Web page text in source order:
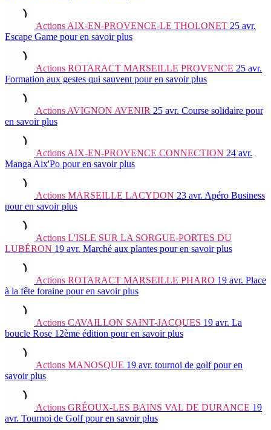
Actions AIX-EN-PROVENCE-LE THOLONET 25 avr.
Escape Game pour en savoir plus
Actions ROTARACT MARSEILLE PROVENCE 25 avr.
Formation aux gestes qui sauvent pour en savoir plus
Actions AVIGNON AVENIR 25 avr. Course solidaire pour
en savoir plus
Actions AIX-EN-PROVENCE CONNECTION 24 avr.
Manga Aix'Po pour en savoir plus
Actions MARSEILLE LACYDON 23 avr. Apéro Business
pour en savoir plus
Actions L'ISLE SUR LA SORGUE-PORTES DU
LUBÉRON 19 avr. Marché aux plantes pour en savoir plus
Actions ROTARACT MARSEILLE PHARO 19 avr. Place
à la fête foraine pour en savoir plus
Actions CAVAILLON SAINT-JACQUES 19 avr. La
boucle Rose 12ème édition pour en savoir plus
Actions MANOSQUE 19 avr. tournoi de golf pour en
savoir plus
Actions GRÉOUX-LES BAINS VAL DE DURANCE 19
avr. Tournoi de Golf pour en savoir plus